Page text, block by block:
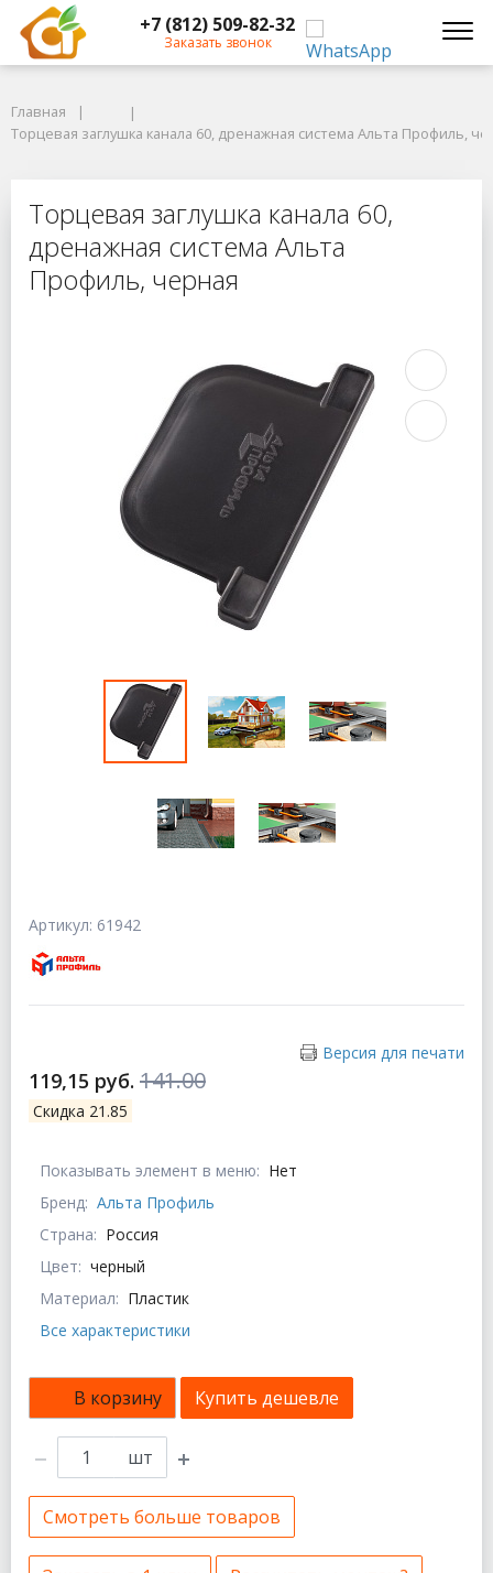
+7 (812) 509-82-32
Заказать звонок
Торцевая заглушка канала 60, дренажная система Альта Профиль,
Торцевая заглушка канала 60,
Главная
Торцевая заглушка канала 60, дренажная система Альта Профиль,
Торцевая заглушка канала 60,
дренажная система Альта
Профиль, черная
Артикул: 61942
Версия для печати
119,15 руб. 141.00
Скидка 21.85
Показывать элемент в меню: Нет
Бренд: Альта Профиль
Страна: Россия
Цвет: черный
Материал: Пластик
Все характеристики
В корзину Купить дешевле
шт
Смотреть больше товаров